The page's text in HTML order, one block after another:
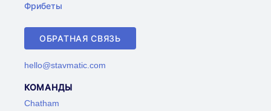
Фрибеты
ОБРАТНАЯ СВЯЗЬ
hello@stavmatic.com
КОМАНДЫ
Chatham